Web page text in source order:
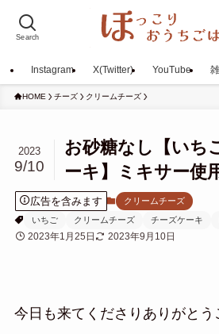
Search
Instagram X(Twitter) YouTube
HOME チーズ クリームチーズ
お砂糖なし【いち
ーキ】ミキサー使
2023
9/10
広告を含みます
クリームチーズ
いちご
クリームチーズ チーズケーキ
2023年1月25日 2023年9月10日
今日も来てくださりありがとう